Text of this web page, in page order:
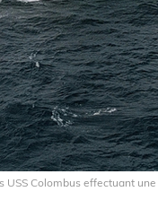
Colombus effectuant